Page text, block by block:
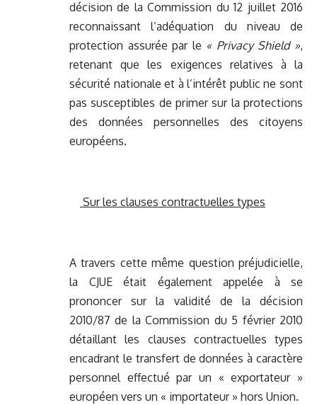
décision de la Commission du 12 juillet 2016
reconnaissant l’adéquation du niveau de
protection assurée par le « Privacy Shield »,
retenant que les exigences relatives à la
sécurité nationale et à l’intérêt public ne sont
pas susceptibles de primer sur la protections
des données personnelles des citoyens
européens.
Sur les clauses contractuelles types
A travers cette même question préjudicielle,
la CJUE était également appelée à se
prononcer sur la validité de la décision
2010/87 de la Commission du 5 février 2010
détaillant les clauses contractuelles types
encadrant le transfert de données à caractère
personnel effectué par un « exportateur »
européen vers un « importateur » hors Union.